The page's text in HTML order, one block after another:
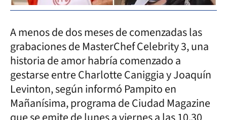
A menos de dos meses de comenzadas las
grabaciones de MasterChef Celebrity 3, una
historia de amor habría comenzado a
gestarse entre Charlotte Caniggia y Joaquín
Levinton, según informó Pampito en
Mañanísima, programa de Ciudad Magazine